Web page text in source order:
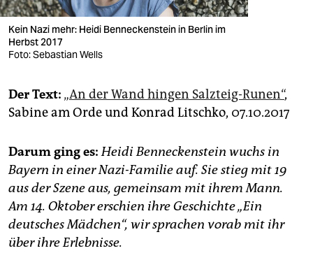
Kein Nazi mehr: Heidi Benneckenstein in Berlin im
Herbst 2017
Foto: Sebastian Wells
Der Text: „An der Wand hingen Salzteig-Runen“,
Sabine am Orde und Konrad Litschko, 07.10.2017
Darum ging es:Heidi Benneckenstein wuchs in
Bayern in einer Nazi-Familie auf. Sie stieg mit 19
aus der Szene aus, gemeinsam mit ihrem Mann.
Am 14. Oktober erschien ihre Geschichte „Ein
deutsches Mädchen“, wir sprachen vorab mit ihr
über ihre Erlebnisse.